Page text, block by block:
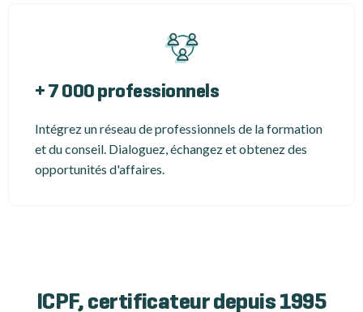
+ 7 000 professionnels
Intégrez un réseau de professionnels de la formation
et du conseil. Dialoguez, échangez et obtenez des
opportunités d'affaires.
ICPF, certificateur depuis 1995